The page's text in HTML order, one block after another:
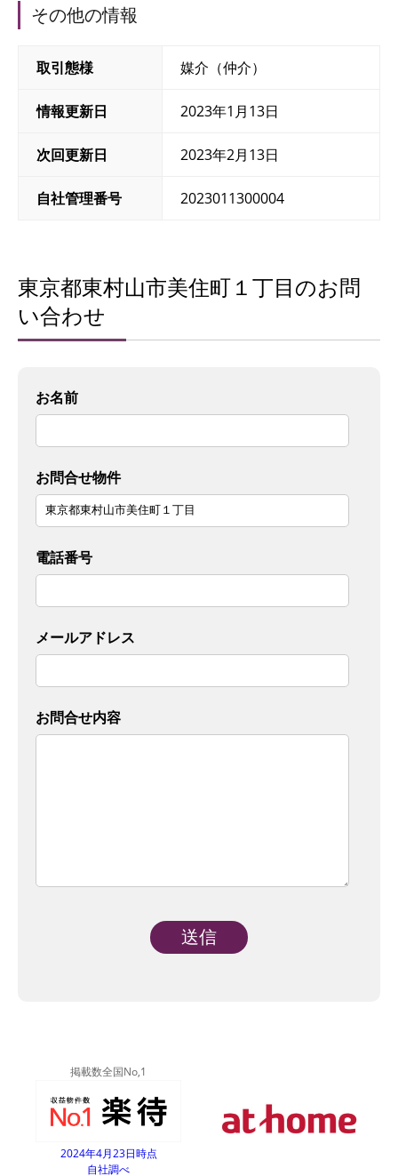
その他の情報
取引態様 媒介（仲介）
情報更新日 2023年1月13日
次回更新日 2023年2月13日
自社管理番号 2023011300004
東京都東村山市美住町１丁目のお問
い合わせ
お名前
お問合せ物件
電話番号
メールアドレス
お問合せ内容
掲載数全国No,1
2024年4月23日時点
自社調べ